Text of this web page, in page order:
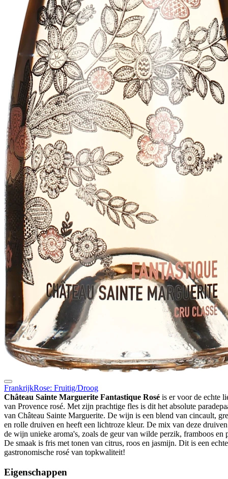
FrankrijkRose: Fruitig/Droog
Château Sainte Marguerite Fantastique Rosé is er voor de echte
van Provence rosé. Met zijn prachtige fles is dit het absolute
van Château Sainte Marguerite. De wijn is een blend van cincault,
en rolle druiven en heeft een lichtroze kleur. De mix van deze
de wijn unieke aroma's, zoals de geur van wilde perzik, framboos en
De smaak is fris met tonen van citrus, roos en jasmijn. Dit is een echte
gastronomische rosé van topkwaliteit!
Eigenschappen